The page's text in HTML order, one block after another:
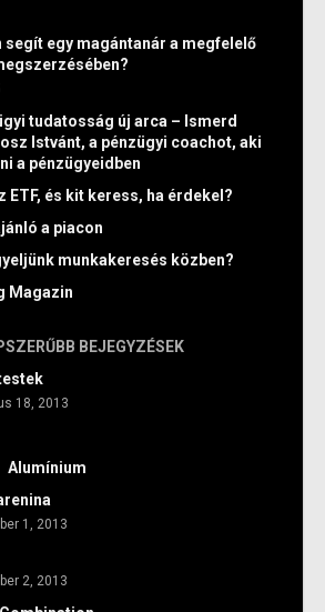
segít egy magántanár a megfelelő
tudatosság új arca – Ismerd
Istvánt, a pénzügyi coachot, aki
a pénzügyeidben
ETF, és kit keress, ha érdekel?
a piacon
munkakeresés közben?
Magazin
BEJEGYZÉSEK
18, 2013
Alumínium
1, 2013
2, 2013